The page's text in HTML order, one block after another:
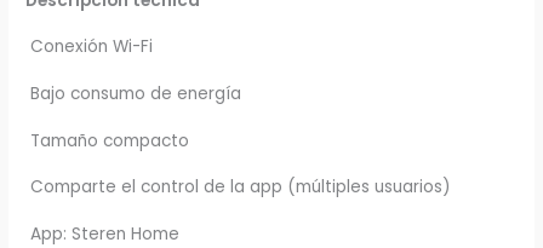
Conexión Wi-Fi
Bajo consumo de energía
Tamaño compacto
Comparte el control de la app (múltiples usuarios)
App: Steren Home